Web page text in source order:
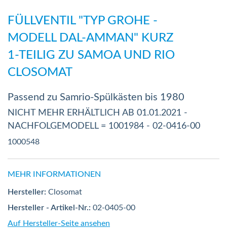
FÜLLVENTIL "TYP GROHE -
MODELL DAL-AMMAN" KURZ
1-TEILIG ZU SAMOA UND RIO
CLOSOMAT
Passend zu Samrio-Spülkästen bis 1980
NICHT MEHR ERHÄLTLICH AB 01.01.2021 -
NACHFOLGEMODELL = 1001984 - 02-0416-00
1000548
MEHR INFORMATIONEN
Hersteller: Closomat
Hersteller - Artikel-Nr.: 02-0405-00
Auf Hersteller-Seite ansehen
Anfang
Bildergalerie
springen